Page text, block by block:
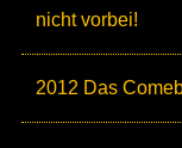
nicht vorbei!
2012 Das